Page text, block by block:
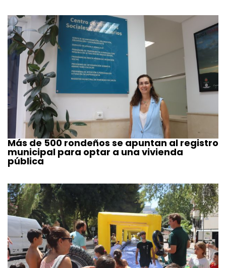
Más de 500 rondeños se apuntan al registro
municipal para optar a una vivienda
pública